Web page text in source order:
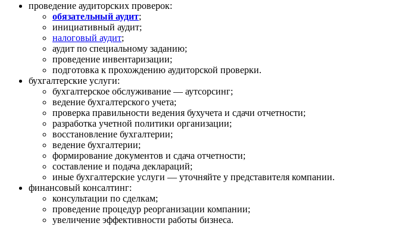
проведение аудиторских проверок:
обязательный аудит;
инициативный аудит;
налоговый аудит;
аудит по специальному заданию;
проведение инвентаризации;
подготовка к прохождению аудиторской проверки.
бухгалтерские услуги:
бухгалтерское обслуживание — аутсорсинг;
ведение бухгалтерского учета;
проверка правильности ведения бухучета и сдачи отчетности;
разработка учетной политики организации;
восстановление бухгалтерии;
ведение бухгалтерии;
формирование документов и сдача отчетности;
составление и подача деклараций;
иные бухгалтерские услуги — уточняйте у представителя компании.
финансовый консалтинг:
консультации по сделкам;
проведение процедур реорганизации компании;
увеличение эффективности работы бизнеса.